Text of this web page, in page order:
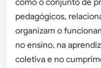
como o conjunto de
pedagógicos,
organizam o
no ensino, na
coletiva e no